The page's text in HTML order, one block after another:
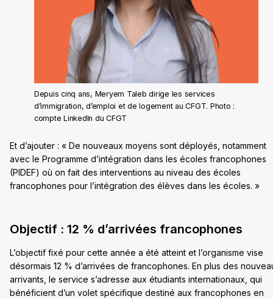
Depuis cinq ans, Meryem Taleb dirige les services
d’immigration, d’emploi et de logement au CFGT. Photo :
compte LinkedIn du CFGT
Et d’ajouter : « De nouveaux moyens sont déployés, notamment
avec le Programme d’intégration dans les écoles francophones
(PIDEF) où on fait des interventions au niveau des écoles
francophones pour l’intégration des élèves dans les écoles. »
Objectif : 12 % d’arrivées francophones
L’objectif fixé pour cette année a été atteint et l’organisme vise
désormais 12 % d’arrivées de francophones. En plus des
arrivants, le service s’adresse aux étudiants internationaux, qui
bénéficient d’un volet spécifique destiné aux francophones en